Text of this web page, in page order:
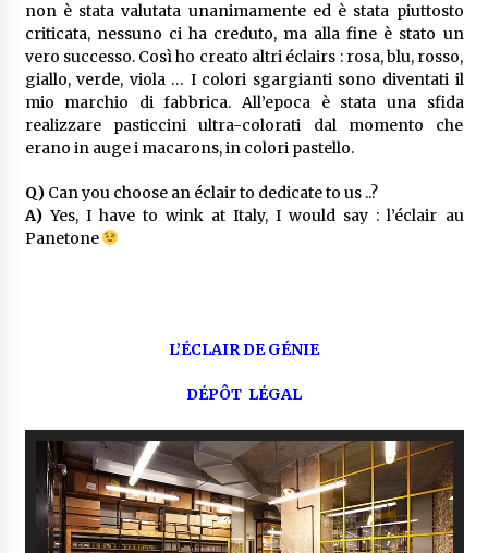
non è stata valutata unanimamente ed è stata piuttosto
criticata, nessuno ci ha creduto, ma alla fine è stato un
vero successo. Così ho creato altri éclairs : rosa, blu, rosso,
giallo, verde, viola … I colori sgargianti sono diventati il
mio marchio di fabbrica. All’epoca è stata una sfida
realizzare pasticcini ultra-colorati dal momento che
erano in auge i macarons, in colori pastello.
Q)Can you choose an éclair to dedicate to us ..?
A)Yes, I have to wink at Italy, I would say : l’éclair au
Panetone
L’ÉCLAIR DE GÉNIE
DÉPÔT LÉGAL